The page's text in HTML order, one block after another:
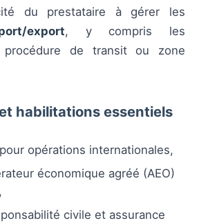
du prestataire à gérer les
export, y compris les
procédure de transit ou zone
habilitations essentiels
opérations internationales,
économique agréé (AEO)
civile et assurance